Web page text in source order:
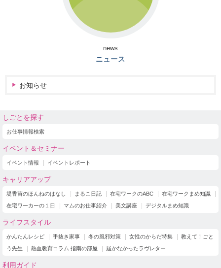
news
ニュース
お知らせ
しごとを探す
お仕事情報検索
イベント＆セミナー
イベント情報 イベントレポート
キャリアアップ
堤香苗のほんねのはなし まるこ日記 在宅ワークのABC
在宅ワークまめ知識
在宅ワーカーの１日
マムのお仕事紹介 美文講座 デジタルまめ知識
ライフスタイル
かんたんレシピ 手抜き家事 冬の風邪対策 女性のからだ特集
教えて！ごと
う先生
熱血教育コラム 指南の部屋 届かなかったラヴレター
利用ガイド